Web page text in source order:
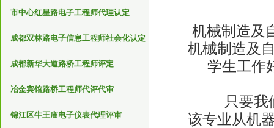
市中心红星路电子工程师代理认定
成都双林路电子信息工程师社会化认定
成都新华大道路桥工程师评定
冶金宾馆路桥工程师代评代审
锦江区牛王庙电子仪表代理评审
机械制造及
机械制造及自
学生工作
只要我
该专业从机器